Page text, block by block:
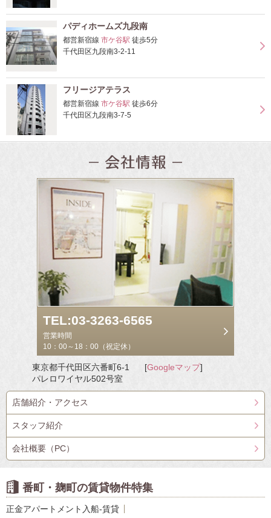
パディホームズ九段南
都営新宿線 市ケ谷駅 徒歩5分
千代田区九段南3-2-11
フリージアテラス
都営新宿線 市ケ谷駅 徒歩6分
千代田区九段南3-7-5
TEL:03-3263-6565
営業時間
10：00～18：00（祝定休）
東京都千代田区六番町6-1
パレロワイヤル502号室
[Googleマップ]
店舗紹介・アクセス
スタッフ紹介
会社概要（PC）
番町・麹町の賃貸物件特集
正金アパートメント入船-賃貸